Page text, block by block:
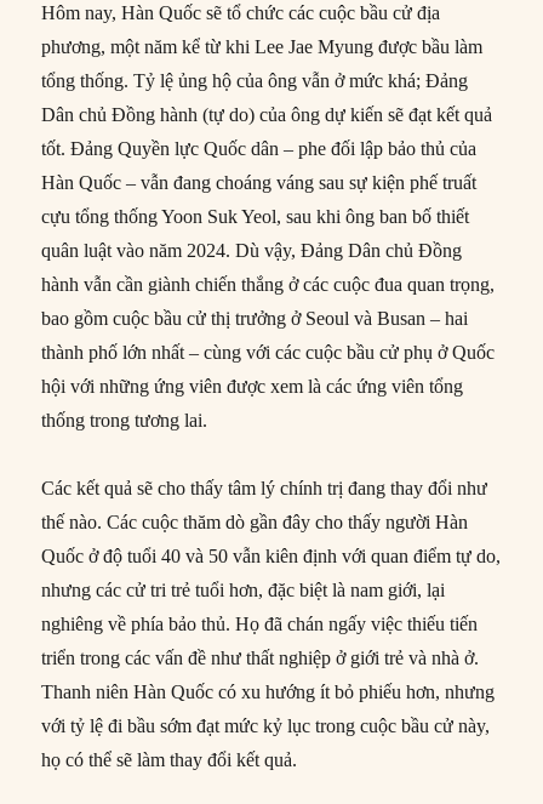
Hôm nay, Hàn Quốc sẽ tổ chức các cuộc bầu cử địa
phương, một năm kể từ khi Lee Jae Myung được bầu làm
tổng thống. Tỷ lệ ủng hộ của ông vẫn ở mức khá; Đảng
Dân chủ Đồng hành (tự do) của ông dự kiến sẽ đạt kết quả
tốt. Đảng Quyền lực Quốc dân – phe đối lập bảo thủ của
Hàn Quốc – vẫn đang choáng váng sau sự kiện phế truất
cựu tổng thống Yoon Suk Yeol, sau khi ông ban bố thiết
quân luật vào năm 2024. Dù vậy, Đảng Dân chủ Đồng
hành vẫn cần giành chiến thắng ở các cuộc đua quan trọng,
bao gồm cuộc bầu cử thị trưởng ở Seoul và Busan – hai
thành phố lớn nhất – cùng với các cuộc bầu cử phụ ở Quốc
hội với những ứng viên được xem là các ứng viên tổng
thống trong tương lai.
Các kết quả sẽ cho thấy tâm lý chính trị đang thay đổi như
thế nào. Các cuộc thăm dò gần đây cho thấy người Hàn
Quốc ở độ tuổi 40 và 50 vẫn kiên định với quan điểm tự do,
nhưng các cử tri trẻ tuổi hơn, đặc biệt là nam giới, lại
nghiêng về phía bảo thủ. Họ đã chán ngấy việc thiếu tiến
triển trong các vấn đề như thất nghiệp ở giới trẻ và nhà ở.
Thanh niên Hàn Quốc có xu hướng ít bỏ phiếu hơn, nhưng
với tỷ lệ đi bầu sớm đạt mức kỷ lục trong cuộc bầu cử này,
họ có thể sẽ làm thay đổi kết quả.